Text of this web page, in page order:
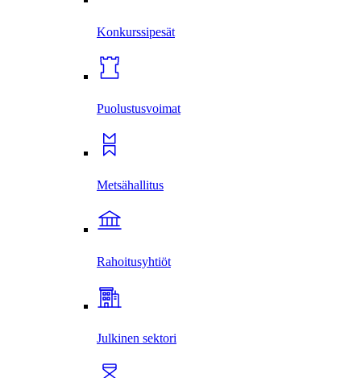
Konkurssi­pesät
Puolustus­voimat
Metsä­hallitus
Rahoitus­yhtiöt
Julkinen sektori